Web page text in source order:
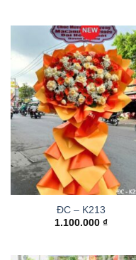
ĐC – K213
1.100.000 ₫